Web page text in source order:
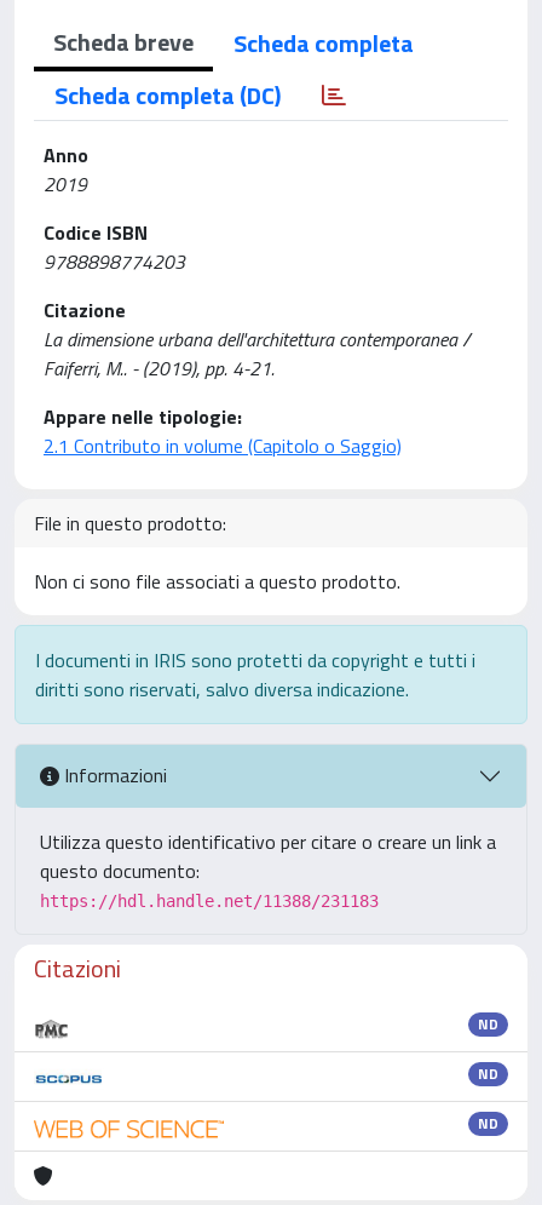
Scheda breve
Scheda completa
Scheda completa (DC)
Anno
2019
Codice ISBN
9788898774203
Citazione
La dimensione urbana dell'architettura contemporanea /
Faiferri, M.. - (2019), pp. 4-21.
Appare nelle tipologie:
2.1 Contributo in volume (Capitolo o Saggio)
File in questo prodotto:
Non ci sono file associati a questo prodotto.
I documenti in IRIS sono protetti da copyright e tutti i
diritti sono riservati, salvo diversa indicazione.
Informazioni
Utilizza questo identificativo per citare o creare un link a
questo documento:
https://hdl.handle.net/11388/231183
Citazioni
ND
ND
ND